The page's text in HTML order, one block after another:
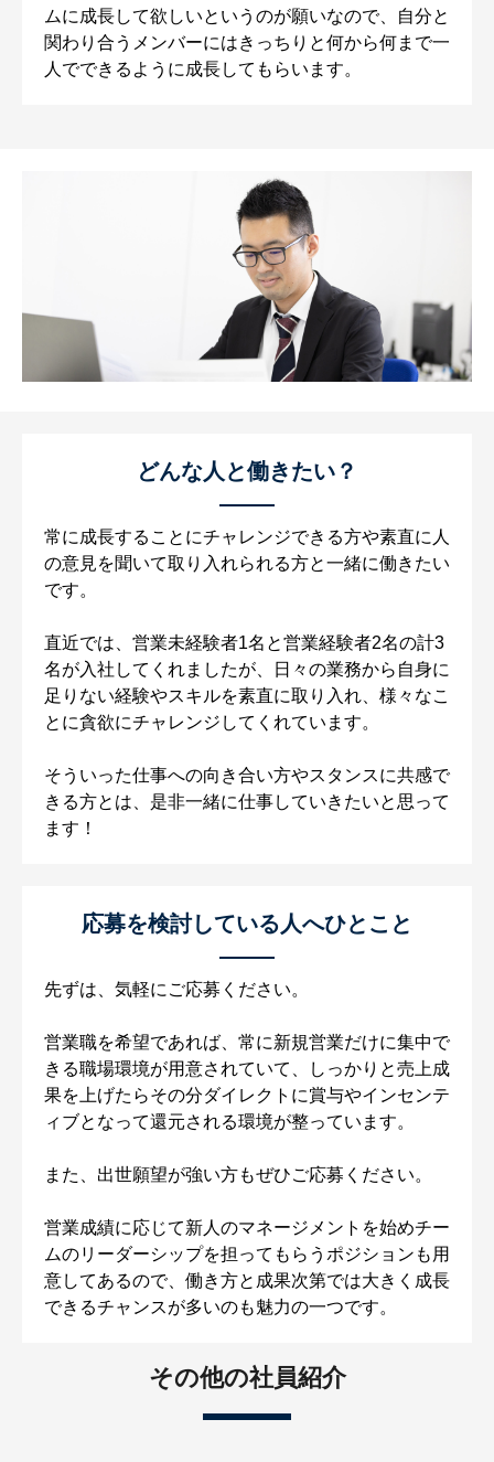
ムに成長して欲しいというのが願いなので、自分と
関わり合うメンバーにはきっちりと何から何まで一
人でできるように成長してもらいます。
どんな人と働きたい？
常に成長することにチャレンジできる方や素直に人
の意見を聞いて取り入れられる方と一緒に働きたい
です。
直近では、営業未経験者1名と営業経験者2名の計3
名が入社してくれましたが、日々の業務から自身に
足りない経験やスキルを素直に取り入れ、様々なこ
とに貪欲にチャレンジしてくれています。
そういった仕事への向き合い方やスタンスに共感で
きる方とは、是非一緒に仕事していきたいと思って
ます！
応募を検討している人へひとこと
先ずは、気軽にご応募ください。
営業職を希望であれば、常に新規営業だけに集中で
きる職場環境が用意されていて、しっかりと売上成
果を上げたらその分ダイレクトに賞与やインセンテ
ィブとなって還元される環境が整っています。
また、出世願望が強い方もぜひご応募ください。
営業成績に応じて新人のマネージメントを始めチー
ムのリーダーシップを担ってもらうポジションも用
意してあるので、働き方と成果次第では大きく成長
できるチャンスが多いのも魅力の一つです。
その他の社員紹介